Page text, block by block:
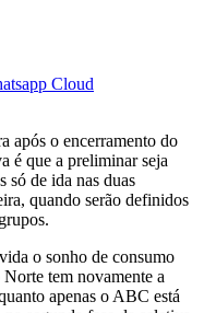
Cloud
após o encerramento do
é que a preliminar seja
só de ida nas duas
quando serão definidos
o sonho de consumo
tem novamente a
apenas o ABC está